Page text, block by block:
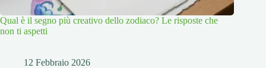
Qual è il segno più creativo dello zodiaco? Le risposte che
non ti aspetti
12 Febbraio 2026